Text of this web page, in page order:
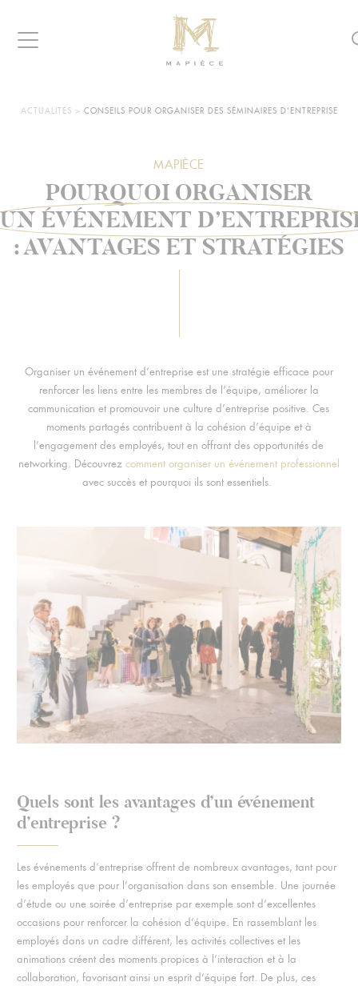
Aller à la navigation
d’hôtes
Navigation
VOUS
ACTUALITÉS > CONSEILS POUR ORGANISER DES SÉMINAIRES D'ENTREPRISE
MAPIÈCE
POURQUOI ORGANISER
UN ÉVÉNEMENT
Organiser un événement d’entreprise est une stratégie efficace pour
renforcer les liens entre les membres de l’équipe, améliorer la
communication et promouvoir une culture d’entreprise positive. Ces
moments partagés contribuent à la cohésion d’équipe et à
l’engagement des employés, tout en offrant des opportunités de
networking. Découvrez comment organiser un événement professionnel
avec succès et pourquoi ils sont essentiels.
Quels sont les avantages d’un événement
d’entreprise ?
Les événements d’entreprise offrent de nombreux avantages, tant pour
les employés que pour l’organisation dans son ensemble. Une journée
d’étude ou une soirée d’entreprise par exemple sont d’excellentes
occasions pour renforcer la cohésion d’équipe. En rassemblant les
employés dans un cadre différent, les activités collectives et les
animations créent des moments propices à l’interaction et à la
collaboration, favorisant ainsi un esprit d’équipe fort. De plus, ces